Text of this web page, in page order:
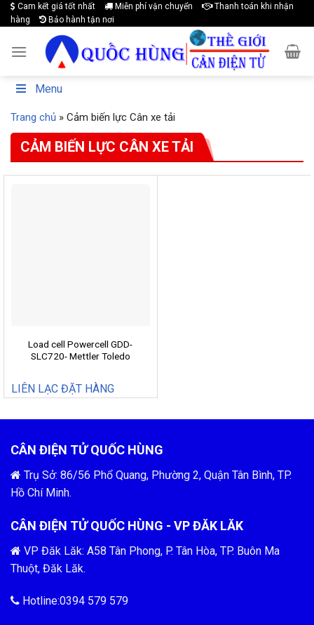
Skip
to
content
Cam kết giá tốt nhất Miễn phí vận chuyển
Thanh toán khi nhận
hàng
Bảo hành tận nơi
Menu
Trang chủ » Cảm biến lực Cân xe tải
CẢM BIẾN LỰC CÂN XE TẢI
Load cell Powercell GDD-
SLC720- Mettler Toledo
LIÊN LẠC ĐẶT HÀNG
CÂN ĐIỆN TỬ QUỐC HÙNG
Trụ Sở: 86/56 Phổ Quang, Phường 2, Quận Tân Bình, TP.
Hồ Chí Minh.
CÂN ĐIỆN TỬ QUỐC HÙNG - VP ĐĂK LĂK
VP Đăk Lăk: A58 Tân Phong, P. Tân Hòa, TP. Buôn Ma
Thuột, Đăk Lăk.
Hotline:0394 579 579